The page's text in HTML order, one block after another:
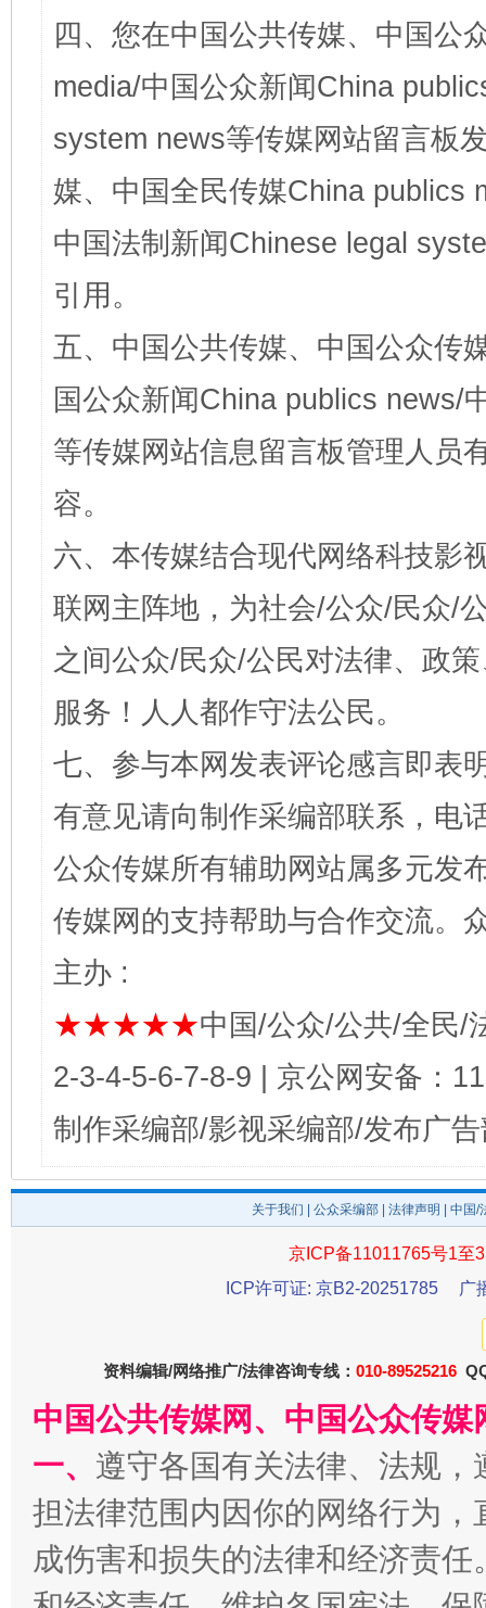
四、您在中国公共传媒、中国公
media/中国公众新闻China
system news等传媒网站留言板
媒、中国全民传媒China publics
中国法制新闻Chinese legal
引用。
五、中国公共传媒、中国公众传
国公众新闻China publics news/
等传媒网站信息留言板管理人员
容。
六、本传媒结合现代网络科技影
联网主阵地，为社会/公众/民众/
之间公众/民众/公民对法律、政
服务！人人都作守法公民。
七、参与本网发表评论感言即表
有意见请向制作采编部联系，电
公众传媒所有辅助网站属多元发
传媒网的支持帮助与合作交流。
主办 :
★★★★★中国/公众/公共/全民/
2-3-4-5-6-7-8-9 | 京公网安备：
制作采编部/影视采编部/发布广
关于我们 公众采编部 法律声明 | 中国
京ICP备11011765号1至
ICP许可证: 京B2-20251785
广
资料编辑/网络推广/法律咨询专线： 010-89525216
中国公共传媒网、中国公众传
一、 遵守各国有关法律、法规
担法律范围内因你的网络行为
成伤害和损失的法律和经济责